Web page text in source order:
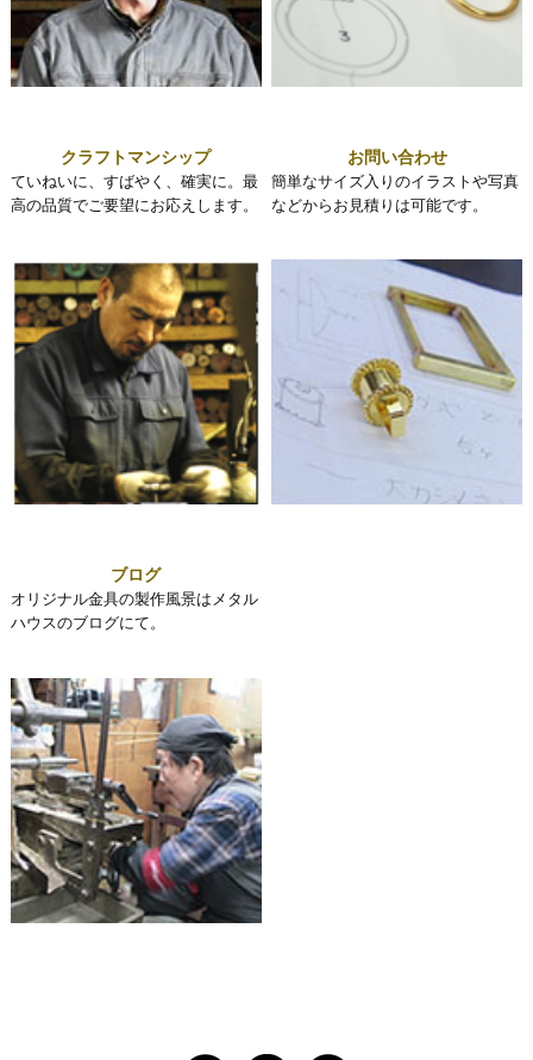
クラフトマンシップ
ていねいに、すばやく、確実に。最
高の品質でご要望にお応えします。
お問い合わせ
簡単なサイズ入りのイラストや写真
などからお見積りは可能です。
ブログ
オリジナル金具の製作風景はメタル
ハウスのブログにて。